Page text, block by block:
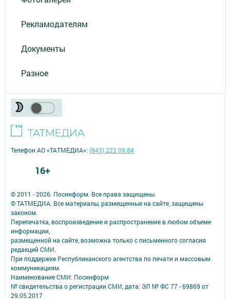
Рекламодателям
Документы
Разное
© 2011 - 2026. Посинформ. Все права защищены.
© ТАТМЕДИА. Все материалы, размещенные на сайте, защищены
законом.
Перепечатка, воспроизведение и распространение в любом объеме
информации,
размещенной на сайте, возможна только с письменного согласия
редакций СМИ.
При поддержке Республиканского агентства по печати и массовым
коммуникациям.
Наименование СМИ: Посинформ
№ свидетельства о регистрации СМИ, дата: ЭЛ № ФС 77 - 69869 от
29.05.2017
Телефон АО «ТАТМЕДИА»:(843) 222 09 84
16+